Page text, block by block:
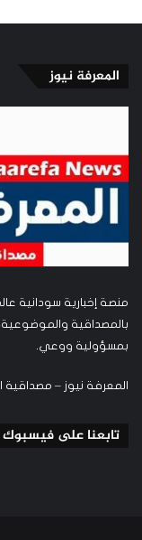
المعرفة نيوز
منصة إخبارية سودانية
بالمصداقية والموضوعية،
بمسؤولية ووعي.
المعرفة نيوز – مصداقية
تابعنا على فيسبوك